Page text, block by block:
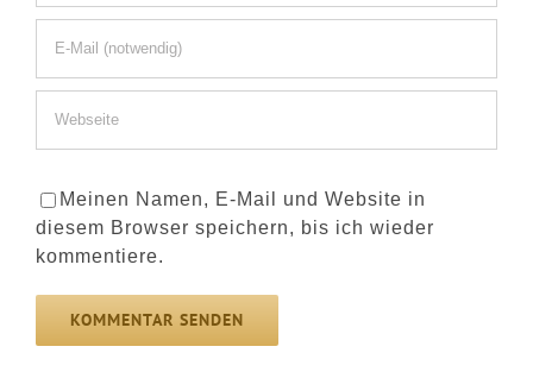
Meinen Namen, E-Mail und Website in
diesem Browser speichern, bis ich wieder
kommentiere.